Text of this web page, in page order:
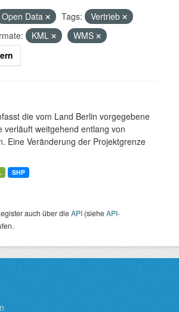
Open Data Tags:
Vertrieb
KML
WMS
die vom Land Berlin vorgegebene
verläuft weitgehend entlang von
Eine Veränderung der Projektgrenze
SHP
auch über dieAPI (sieheAPI-